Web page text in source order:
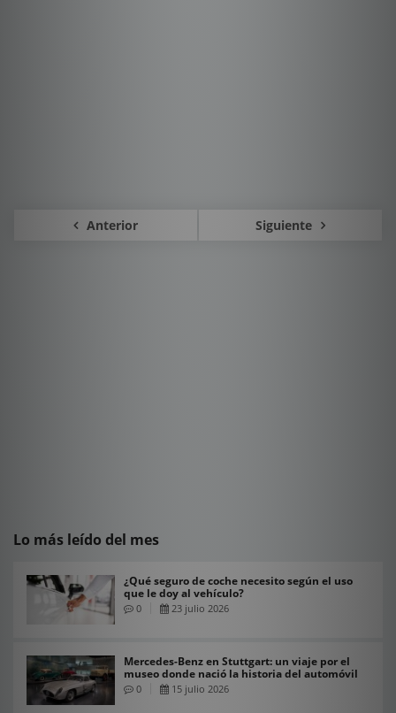
Anterior Siguiente
Lo más leído del mes
¿Qué seguro de coche necesito según el uso
que le doy al vehículo?
0 23 julio 2026
Mercedes-Benz en Stuttgart: un viaje por el
museo donde nació la historia del automóvil
0 15 julio 2026